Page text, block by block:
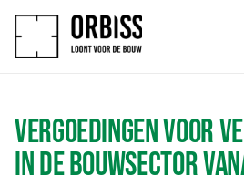
VERGOEDINGEN VOOR
IN DE BOUWSECTOR